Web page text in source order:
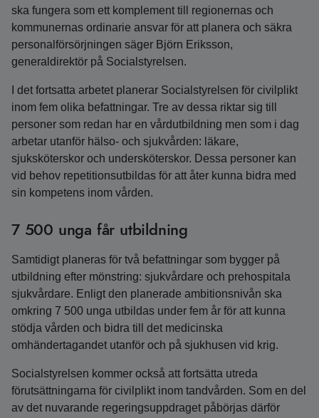
ska fungera som ett komplement till regionernas och
kommunernas ordinarie ansvar för att planera och säkra
personalförsörjningen säger Björn Eriksson,
generaldirektör på Socialstyrelsen.
I det fortsatta arbetet planerar Socialstyrelsen för civilplikt
inom fem olika befattningar. Tre av dessa riktar sig till
personer som redan har en vårdutbildning men som i dag
arbetar utanför hälso- och sjukvården: läkare,
sjuksköterskor och undersköterskor. Dessa personer kan
vid behov repetitionsutbildas för att åter kunna bidra med
sin kompetens inom vården.
7 500 unga får utbildning
Samtidigt planeras för två befattningar som bygger på
utbildning efter mönstring: sjukvårdare och prehospitala
sjukvårdare. Enligt den planerade ambitionsnivån ska
omkring 7 500 unga utbildas under fem år för att kunna
stödja vården och bidra till det medicinska
omhändertagandet utanför och på sjukhusen vid krig.
Socialstyrelsen kommer också att fortsätta utreda
förutsättningarna för civilplikt inom tandvården. Som en del
av det nuvarande regeringsuppdraget påbörjas därför